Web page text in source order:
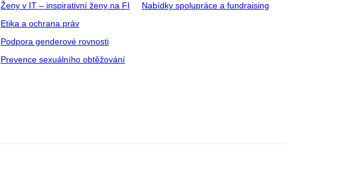
Ženy v IT – inspirativní ženy na FI
Etika a ochrana práv
Podpora genderové rovnosti
Prevence sexuálního obtěžování
Nabídky spolupráce a fundraising